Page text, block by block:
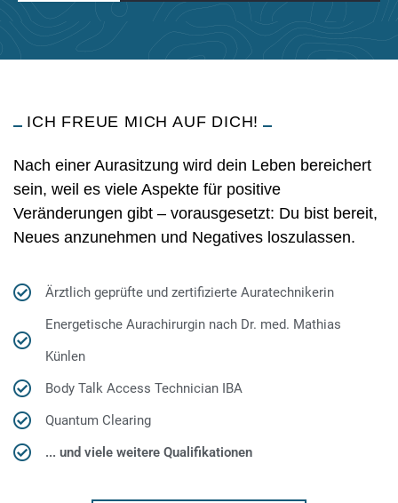
ICH FREUE MICH AUF DICH!
Nach einer Aurasitzung wird dein Leben bereichert
sein, weil es viele Aspekte für positive
Veränderungen gibt – vorausgesetzt: Du bist bereit,
Neues anzunehmen und Negatives loszulassen.
Ärztlich geprüfte und zertifizierte Auratechnikerin
Energetische Aurachirurgin nach Dr. med. Mathias
Künlen
Body Talk Access Technician IBA
Quantum Clearing
... und viele weitere Qualifikationen